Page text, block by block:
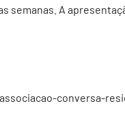
semanas. A
conversa-